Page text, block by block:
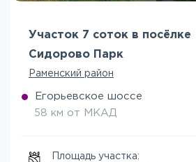
Участок 7 соток в посёлке
Сидорово Парк
Раменский район
Егорьевское шоссе
58 км от МКАД
Площадь участка: